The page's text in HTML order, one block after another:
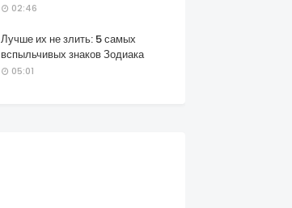
02:46
Лучше их не злить: 5 самых
вспыльчивых знаков Зодиака
05:01